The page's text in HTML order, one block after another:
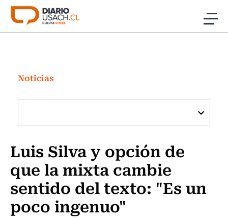
Click acá para ir directamente al contenido
Investigación
Cultura
Programas Radio y TV Usach
Noticias
Luis Silva y opción de
que la mixta cambie
sentido del texto: "Es un
poco ingenuo"